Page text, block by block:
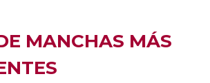
MANCHAS MÁS